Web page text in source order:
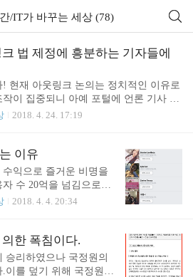
/IT가 바꾸는 세상 (78)
법 제정에 흥분하는 기자들에
현재 아웃링크 논의는 정치적인 이유로
이 집중되니 아예 포털에 언론 기사 못
서 보게 만들자이런 내용이다. 문제는
로 달리는 악플을 처리하려면 회사 인
준다고 제대로 운영되지도 못할 것이
방식으로 별 충격을 받지 않을 것이다.
수익을 얻을 기회라고 판단하고 있는
문하는 기자들 대부분이 아웃링크만
2018. 4. 24. 17:19
이유
익으로 즐거운 비명을
수 20억을 넘김으로써
분이 페이스북을 이용
프트와 마찬가지로 페북
아요는 페북에게 수집
타겟으로 만드는데 활
2018. 4. 4. 20:34
한 폭침이다.
승리하였으나 국정원의
이를 덮기 위해 국정원은